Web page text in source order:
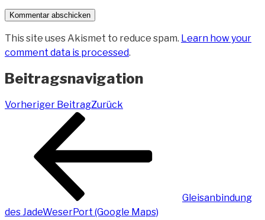
This site uses Akismet to reduce spam. Learn how your
comment data is processed.
Beitragsnavigation
Vorheriger BeitragZurück
Gleisanbindung
des JadeWeserPort (Google Maps)